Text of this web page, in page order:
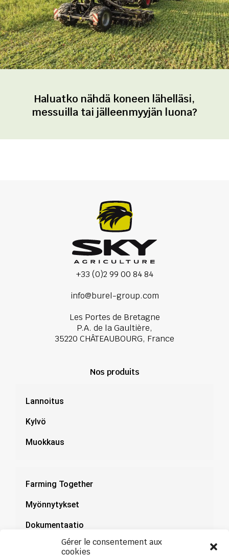
Gérer le consentement aux
cookies
Haluatko nähdä koneen lähelläsi,
messuilla tai jälleenmyyjän luona?
+33 (0)2 99 00 84 84
info@burel-group.com
Les Portes de Bretagne
P.A. de la Gaultière,
35220 CHÂTEAUBOURG, France
Nos produits
Lannoitus
Kylvö
Muokkaus
Farming Together
Myönnytykset
Dokumentaatio